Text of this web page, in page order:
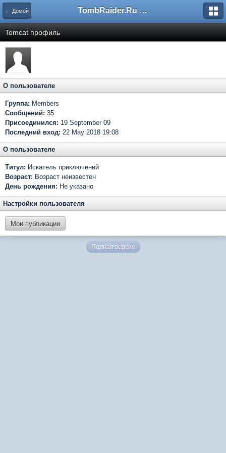
← Домой TombRaider.Ru - Форумы
Tomcat профиль
О пользователе
Группа: Members
Сообщений: 35
Присоединился: 19 September 09
Последний вход: 22 May 2018 19:08
О пользователе
Титул: Искатель приключений
Возраст: Возраст неизвестен
День рождения: Не указано
Настройки пользователя
Мои публикации
Полная версия